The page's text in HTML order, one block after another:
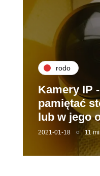
rodo
Kamery IP
pamiętać
lub w jego
2021-01-18 11